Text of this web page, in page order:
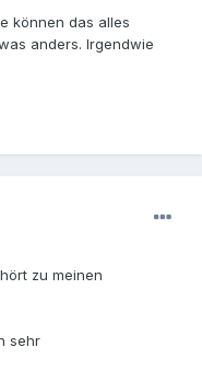
können das alles
anders. Irgendwie
zu meinen
sehr